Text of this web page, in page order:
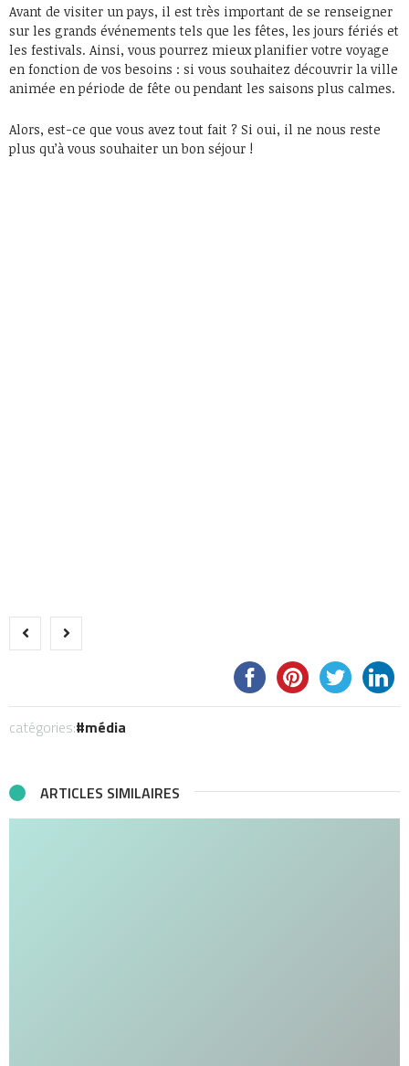
Avant de visiter un pays, il est très important de se renseigner
sur les grands événements tels que les fêtes, les jours fériés et
les festivals. Ainsi, vous pourrez mieux planifier votre voyage
en fonction de vos besoins : si vous souhaitez découvrir la ville
animée en période de fête ou pendant les saisons plus calmes.
Alors, est-ce que vous avez tout fait ? Si oui, il ne nous reste
plus qu’à vous souhaiter un bon séjour !
catégories: média
ARTICLES SIMILAIRES